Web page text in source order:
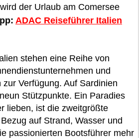
der Urlaub am Comersee
ADAC Reiseführer Italien
stehen eine Reihe von
und
Verfügung. Auf Sardinien
Stützpunkte. Ein Paradies
lieben, ist die zweitgrößte
auf Strand, Wasser und
passionierten Bootsführer mehr